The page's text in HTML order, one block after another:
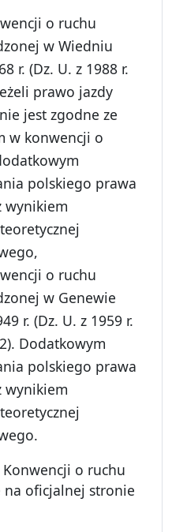
o ruchu
w Wiedniu
r. (Dz. U. z 1988 r.
prawo jazdy
jest zgodne ze
w konwencji o
polskiego prawa
wynikiem
o ruchu
w Genewie
r. (Dz. U. z 1959 r.
Dodatkowym
polskiego prawa
wynikiem
o ruchu
oficjalnej stronie